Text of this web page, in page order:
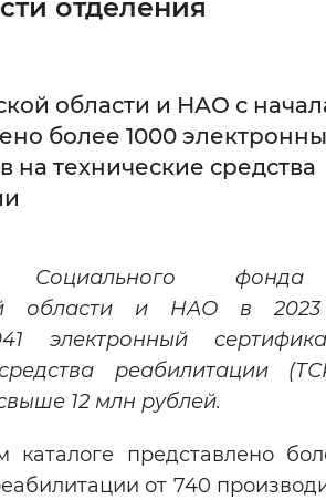
Увеличенный
засечек С засечками
Интервал между буквами
Цвет сайта
Инверсивный
Синий фон
Выключены
отделения
области и НАО с
более 1000
на технические средства
Социального
области и НАО в
электронный
реабилитации
12 млн рублей.
каталоге представлено
от 740